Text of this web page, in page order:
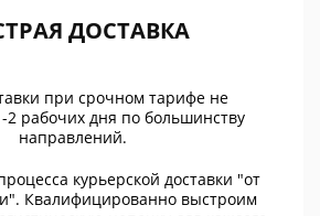
ДОСТАВКА
при срочном тарифе не
рабочих дня по большинству
направлений.
курьерской доставки "от
Квалифицированно выстроим